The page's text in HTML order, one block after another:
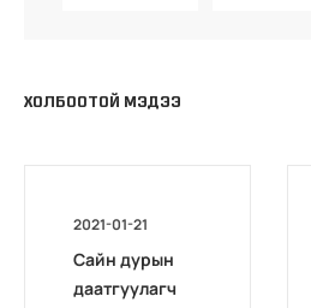
ХОЛБООТОЙ МЭДЭЭ
2021-01-21
Сайн дурын
даатгуулагч